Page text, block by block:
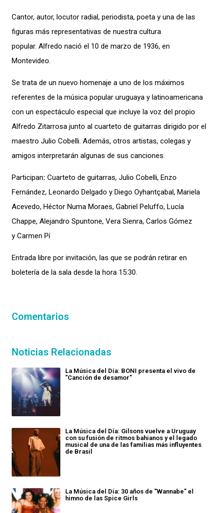
Cantor, autor, locutor radial, periodista, poeta y una de las
figuras más representativas de nuestra cultura
popular. Alfredo nació el 10 de marzo de 1936, en
Montevideo.
Se trata de un nuevo homenaje a uno de los máximos
referentes de la música popular uruguaya y latinoamericana
con un espectáculo especial que incluye la voz del propio
Alfredo Zitarrosa junto al cuarteto de guitarras dirigido por el
maestro Julio Cobelli. Además, otros artistas, colegas y
amigos interpretarán algunas de sus canciones.
Participan: Cuarteto de guitarras, Julio Cobelli, Enzo
Fernández, Leonardo Delgado y Diego Oyhantçabal, Mariela
Acevedo, Héctor Numa Moraes, Gabriel Peluffo, Lucía
Chappe, Alejandro Spuntone, Vera Sienra, Carlos Gómez
y Carmen Pí
Entrada libre por invitación, las que se podrán retirar en
boletería de la sala desde la hora 15:30.
Comentarios
Noticias Relacionadas
La Música del Día: BONI presenta el vivo de
"Canción de desamor"
La Música del Día: Gilsons vuelve a Uruguay
con su fusión de ritmos bahianos y el legado
musical de una de las familias más influyentes
de Brasil
La Música del Día: 30 años de "Wannabe" el
himno de las Spice Girls